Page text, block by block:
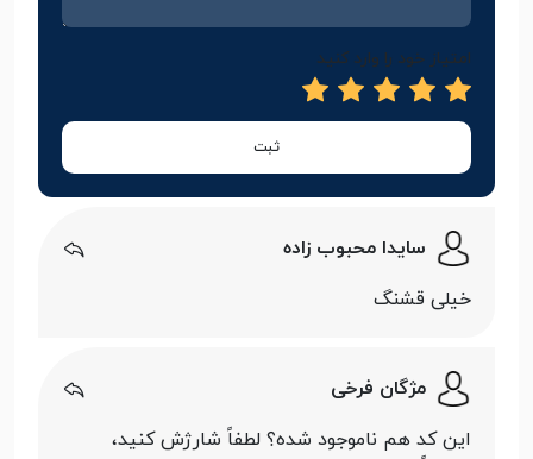
امتیاز خود را وارد کنید
ثبت
سایدا محبوب زاده
خیلی قشنگ
مژگان فرخی
این کد هم ناموجود شده؟ لطفاً شارژش کنید،